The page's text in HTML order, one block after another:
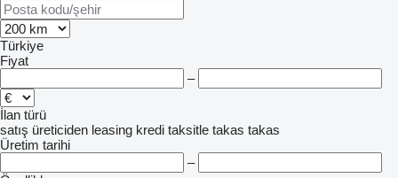
Türkiye
Fiyat
–
İlan türü
satış üreticiden leasing kredi taksitle takas takas
Üretim tarihi
–